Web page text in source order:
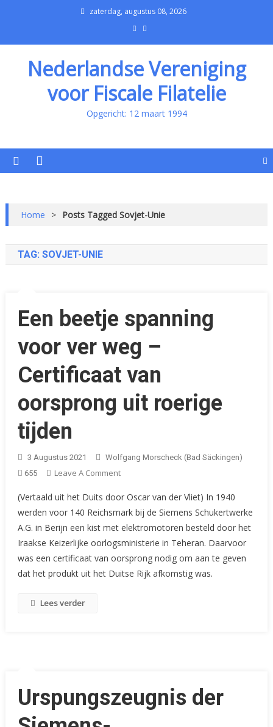
zaterdag, augustus 08, 2026
Nederlandse Vereniging
voor Fiscale Filatelie
Opgericht: 12 maart 1994
Home > Posts Tagged Sovjet-Unie
TAG: SOVJET-UNIE
Een beetje spanning
voor ver weg –
Certificaat van
oorsprong uit roerige
tijden
3 Augustus 2021
Wolfgang Morscheck (Bad Säckingen)
655
Leave A CommentOn
Beetje
Spanning
Voor
Ver
Weg
–
(Vertaald uit het Duits door Oscar van der Vliet) In 1940
werden voor 140 Reichsmark bij de Siemens Schukertwerke
A.G. in Berijn een kist met elektromotoren besteld door het
Iraakse Keizerlijke oorlogsministerie in Teheran. Daarvoor
was een certificaat van oorsprong nodig om aan te geven
dat het produkt uit het Duitse Rijk afkomstig was.
Lees verder
Urspungszeugnis der